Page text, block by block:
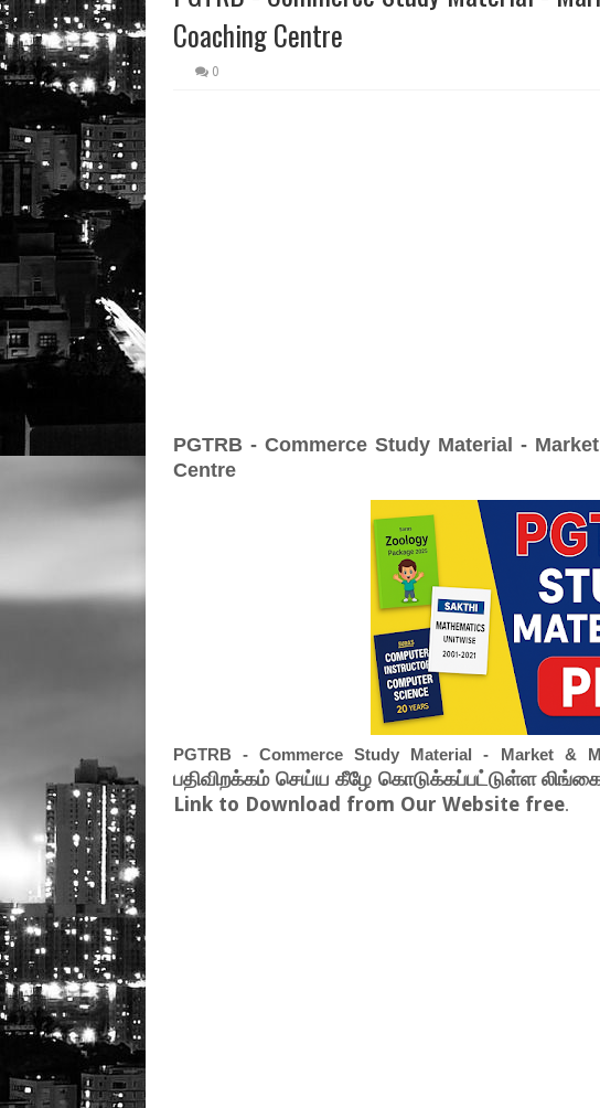
Coaching Centre
0
PGTRB - Commerce Study Material -
Centre
PGTRB - Commerce Study Material - Market &
பதிவிறக்கம் செய்ய கீழே கொடுக்கப்பட்டுள்ள
Link to Download from Our Website free.